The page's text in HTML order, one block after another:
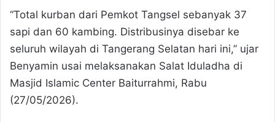
“Total kurban dari Pemkot Tangsel sebanyak 37
sapi dan 60 kambing. Distribusinya disebar ke
seluruh wilayah di Tangerang Selatan hari ini,” ujar
Benyamin usai melaksanakan Salat Iduladha di
Masjid Islamic Center Baiturrahmi, Rabu
(27/05/2026).